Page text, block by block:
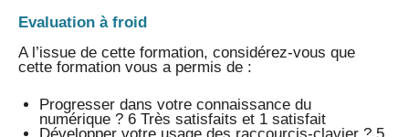
Evaluation à froid
A l’issue de cette formation, considérez-vous que
cette formation vous a permis de :
Progresser dans votre connaissance du
numérique ? 6 Très satisfaits et 1 satisfait